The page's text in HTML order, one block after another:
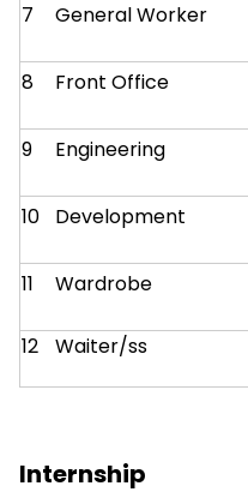
7 General Worker
8 Front Office
9 Engineering
10 Development
11 Wardrobe
12 Waiter/ss
Internship